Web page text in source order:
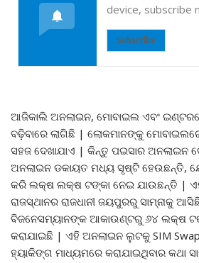
device, subscribe
Subscribe
ଆଜିକାଲି ଅନଲାଇନ, ମୋବାଇଲ ଏବଂ
ବଢ଼ିବାରେ ଲାଗିଛି | ଲୋକମାନଙ୍କୁ
ସହଜ ଦେଖାଯାଏ | କିନ୍ତୁ ପଇସାର ଅନଲାଇନ
ଅନଲାଇନ ଡକାୟତ ମଧ୍ୟ ସୃଷ୍ଟି ହେଉଛନ୍ତି,
କରି ଲକ୍ଷ ଲକ୍ଷ ଟଙ୍କା ନେଇ ଯାଉଛନ୍ତି |
ରାଜସ୍ଥାନର ରାଜଧାନୀ ଜୟପୁରରୁ ସାମ୍ନାକୁ
ବିଜନେସମ୍ୟାନଙ୍କ ଆକାଉଣ୍ଟରୁ ୬୪ ଲକ୍ଷ
କରାଯାଇଛି | ଏହି ଅନଲାଇନ ଲୁଟକୁ SIM
ହ୍ୟାକିଙ୍ଗ ମାଧ୍ୟମରେ କରାଯାଇଥିବାର କଥା